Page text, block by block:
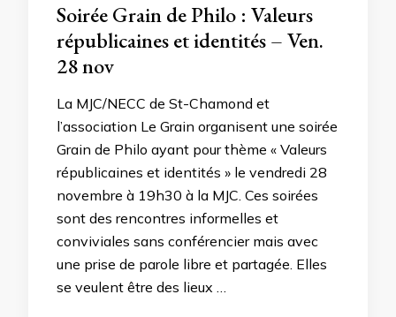
Soirée Grain de Philo : Valeurs
républicaines et identités – Ven.
28 nov
La MJC/NECC de St-Chamond et
l’association Le Grain organisent une soirée
Grain de Philo ayant pour thème « Valeurs
républicaines et identités » le vendredi 28
novembre à 19h30 à la MJC. Ces soirées
sont des rencontres informelles et
conviviales sans conférencier mais avec
une prise de parole libre et partagée. Elles
se veulent être des lieux …